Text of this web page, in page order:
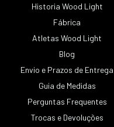
Historia Wood Light
Fábrica
Atletas Wood Light
Blog
Envio e Prazos de Entrega
Guia de Medidas
Perguntas Frequentes
Trocas e Devoluções